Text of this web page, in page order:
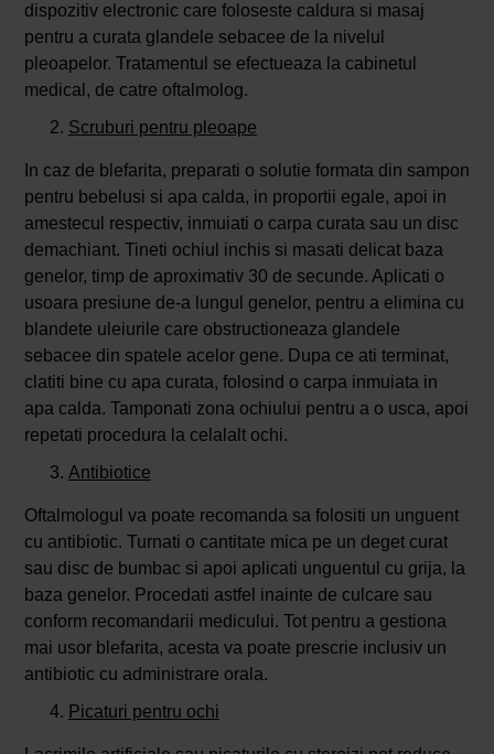
dispozitiv electronic care foloseste caldura si masaj
pentru a curata glandele sebacee de la nivelul
pleoapelor. Tratamentul se efectueaza la cabinetul
medical, de catre oftalmolog.
Scruburi pentru pleoape
In caz de blefarita, preparati o solutie formata din sampon
pentru bebelusi si apa calda, in proportii egale, apoi in
amestecul respectiv, inmuiati o carpa curata sau un disc
demachiant. Tineti ochiul inchis si masati delicat baza
genelor, timp de aproximativ 30 de secunde. Aplicati o
usoara presiune de-a lungul genelor, pentru a elimina cu
blandete uleiurile care obstructioneaza glandele
sebacee din spatele acelor gene. Dupa ce ati terminat,
clatiti bine cu apa curata, folosind o carpa inmuiata in
apa calda. Tamponati zona ochiului pentru a o usca, apoi
repetati procedura la celalalt ochi.
Antibiotice
Oftalmologul va poate recomanda sa folositi un unguent
cu antibiotic. Turnati o cantitate mica pe un deget curat
sau disc de bumbac si apoi aplicati unguentul cu grija, la
baza genelor. Procedati astfel inainte de culcare sau
conform recomandarii medicului. Tot pentru a gestiona
mai usor blefarita, acesta va poate prescrie inclusiv un
antibiotic cu administrare orala.
Picaturi pentru ochi